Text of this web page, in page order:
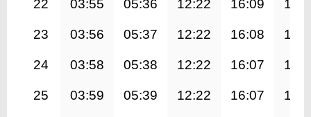
22 03:55 05:36 12:22 16:09
23 03:56 05:37 12:22 16:08
24 03:58 05:38 12:22 16:07
25 03:59 05:39 12:22 16:07